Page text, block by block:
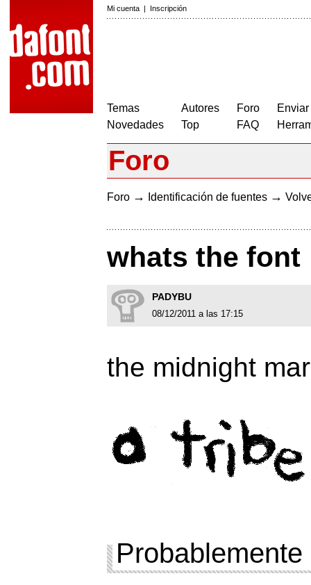
Mi cuenta | Inscripción
Temas
Novedades
Autores
Top
Foro
FAQ
Foro
Foro → Identificación de fuentes →
whats the font
PADYBU
08/12/2011 a las 17:15
the midnight